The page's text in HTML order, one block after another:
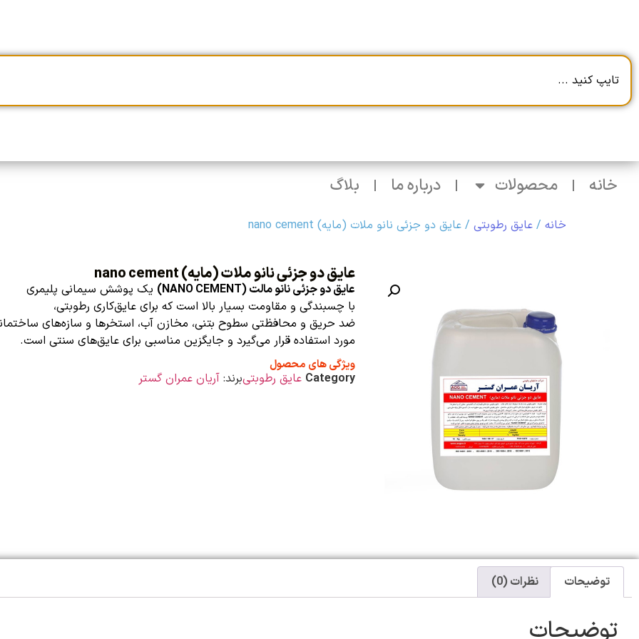
خانه محصولات درباره ما بلاگ
خانه / عایق رطوبتی / عایق دو جزئی نانو ملات (مایه) nano cement
عایق دو جزئی نانو ملات (مایه) nano cement
عایق دو جزئی نانو مالت (NANO CEMENT)
یک پوشش سیمانی پلیمری
با چسبندگی و مقاومت بسیار بالا است که برای عایق‌کاری رطوبتی،
ضد حریق و محافظتی سطوح بتنی، مخازن آب، استخرها و سازه‌های
مورد استفاده قرار می‌گیرد و جایگزین مناسبی برای عایق‌های سنتی است.
ویژگی های محصول
Category عایق رطوبتیبرند:آریان عمران گستر
توضیحات نظرات (0)
توضیحات